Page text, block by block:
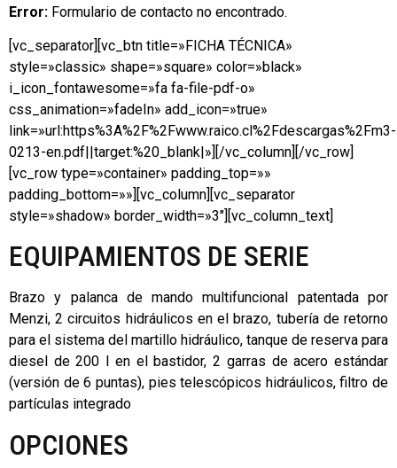
Error: Formulario de contacto no encontrado.
[vc_separator][vc_btn title=»FICHA TÉCNICA»
style=»classic» shape=»square» color=»black»
i_icon_fontawesome=»fa fa-file-pdf-o»
css_animation=»fadeIn» add_icon=»true»
link=»url:https%3A%2F%2Fwww.raico.cl%2Fdescargas%2Fm3-
0213-en.pdf||target:%20_blank|»][/vc_column][/vc_row]
[vc_row type=»container» padding_top=»»
padding_bottom=»»][vc_column][vc_separator
style=»shadow» border_width=»3″][vc_column_text]
EQUIPAMIENTOS DE SERIE
Brazo y palanca de mando multifuncional patentada por
Menzi, 2 circuitos hidráulicos en el brazo, tubería de retorno
para el sistema del martillo hidráulico, tanque de reserva para
diesel de 200 l en el bastidor, 2 garras de acero estándar
(versión de 6 puntas), pies telescópicos hidráulicos, filtro de
partículas integrado
OPCIONES